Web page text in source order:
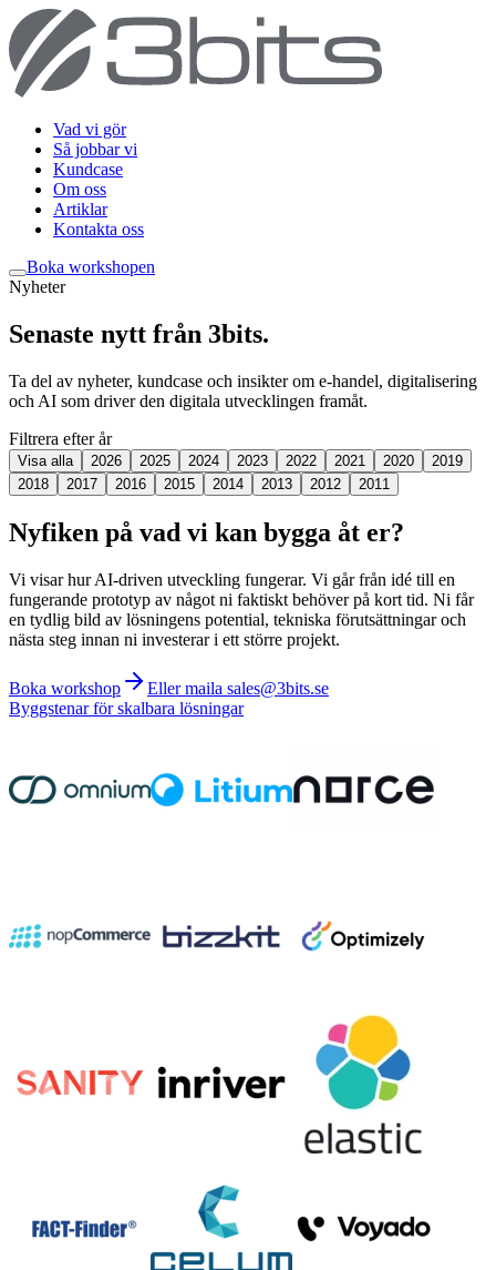
Vad vi gör
Så jobbar vi
Kundcase
Om oss
Artiklar
Kontakta oss
Boka workshopen
Nyheter
Senaste nytt från 3bits.
Ta del av nyheter, kundcase och insikter om e-handel, digitalisering
och AI som driver den digitala utvecklingen framåt.
Filtrera efter år
Visa alla 2026 2025 2024 2023 2022 2021 2020
2019
2018
2017 2016 2015 2014 2013 2012 2011
Nyfiken på vad vi kan bygga åt er?
Vi visar hur AI-driven utveckling fungerar. Vi går från idé till en
fungerande prototyp av något ni faktiskt behöver på kort tid. Ni får
en tydlig bild av lösningens potential, tekniska förutsättningar och
nästa steg innan ni investerar i ett större projekt.
Boka workshop
Eller maila sales@3bits.se
Byggstenar för skalbara lösningar